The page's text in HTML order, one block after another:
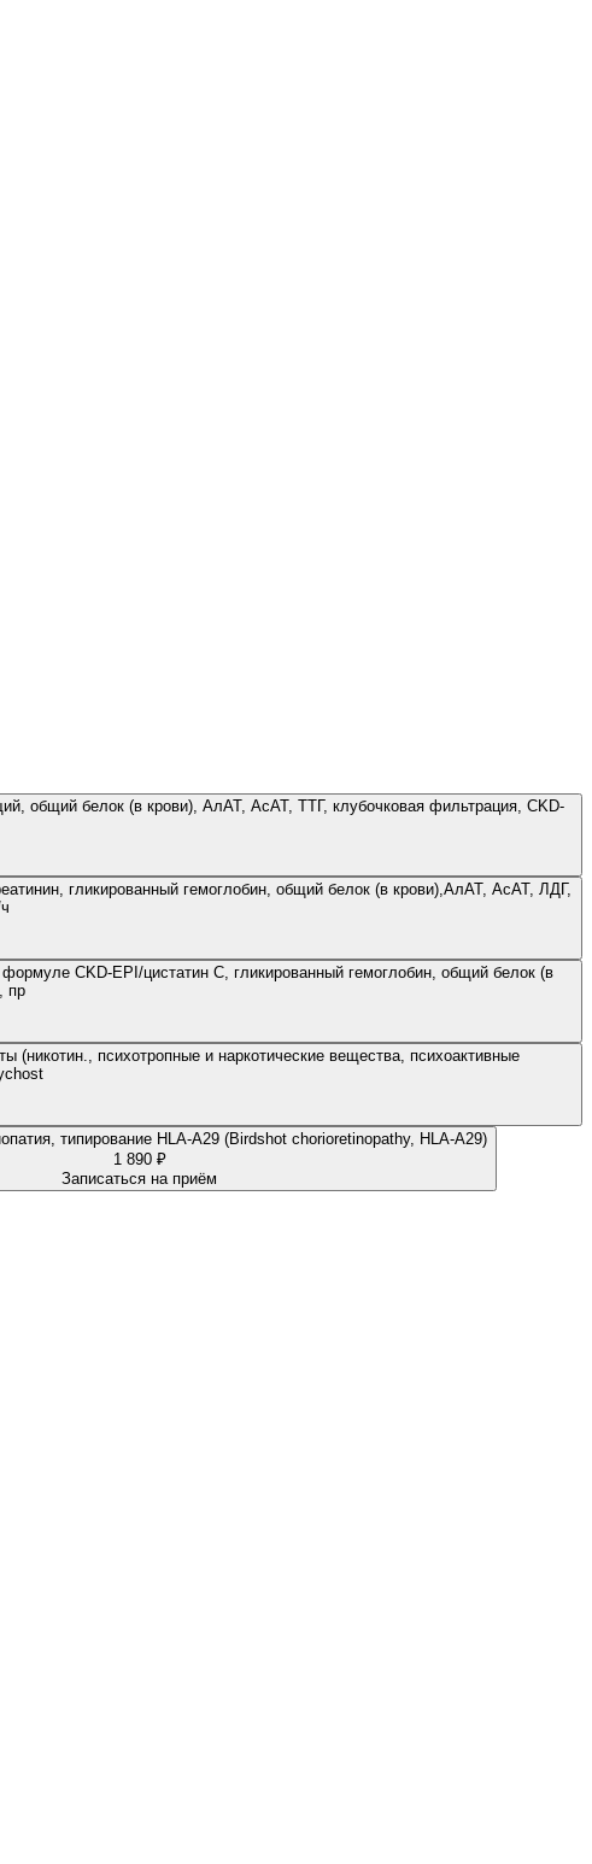
общий белок (в крови), АлАТ, АсАТ, ТТГ, клубочковая фильтрация, CKD-
гликированный гемоглобин, общий белок (в крови),АлАТ, АсАТ, ЛДГ,
CKD-EPI/цистатин С, гликированный гемоглобин, общий белок (в
пр
(никотин., психотропные и наркотические вещества, психоактивные
типирование HLA-A29 (Birdshot chorioretinopathy, HLA-A29)
1 890 ₽
Записаться на приём